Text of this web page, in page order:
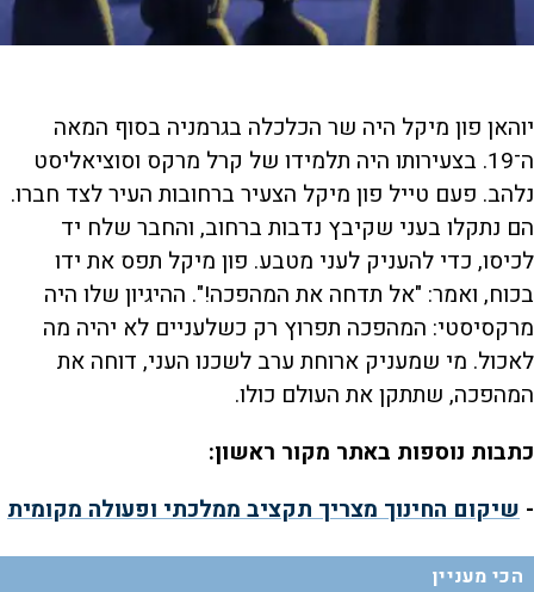
יוהאן פון מיקל היה שר הכלכלה בגרמניה בסוף המאה
ה־19. בצעירותו היה תלמידו של קרל מרקס וסוציאליסט
נלהב. פעם טייל פון מיקל הצעיר ברחובות העיר לצד חברו.
הם נתקלו בעני שקיבץ נדבות ברחוב, והחבר שלח יד
לכיסו, כדי להעניק לעני מטבע. פון מיקל תפס את ידו
בכוח, ואמר: "אל תדחה את המהפכה!". ההיגיון שלו היה
מרקסיסטי: המהפכה תפרוץ רק כשלעניים לא יהיה מה
לאכול. מי שמעניק ארוחת ערב לשכנו העני, דוחה את
המהפכה, שתתקן את העולם כולו.
כתבות נוספות באתר מקור ראשון:
- שיקום החינוך מצריך תקציב ממלכתי ופעולה מקומית
הכי מעניין